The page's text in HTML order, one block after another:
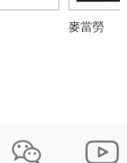
麥當勞